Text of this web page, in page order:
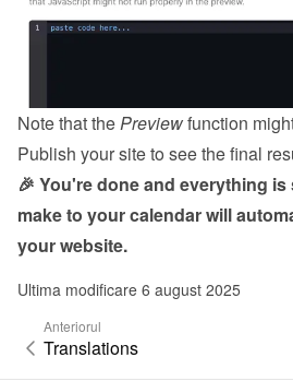
Note that the Preview function
Publish your site to see the final
🎉 You're done and everything
make to your calendar will
your website.
Ultima modificare 6 august 2025
Anteriorul
Translations